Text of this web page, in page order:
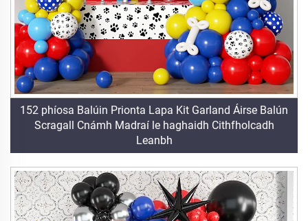
152 phíosa Balúin Prionta Lapa Kit Garland Áirse Balún
Scragall Cnámh Madraí le haghaidh Cithfholcadh
Leanbh